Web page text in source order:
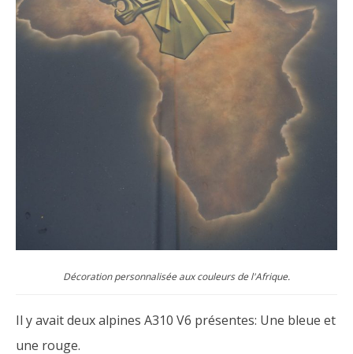
Décoration personnalisée aux couleurs de l'Afrique.
Il y avait deux alpines A310 V6 présentes: Une bleue et
une rouge.